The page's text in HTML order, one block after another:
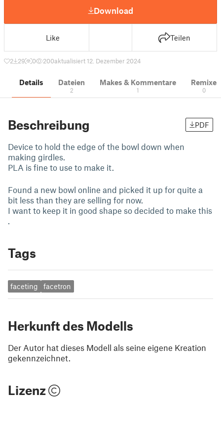
Download
Like Teilen
2 29 0 200aktualisiert 12. Dezember 2024
Details Dateien
2
Makes & Kommentare
1
Remixe
0
Beschreibung PDF
Device to hold the edge of the bowl down when
making girdles.
PLA is fine to use to make it.
Found a new bowl online and picked it up for quite a
bit less than they are selling for now.
I want to keep it in good shape so decided to make this
.
Tags
faceting facetron
Herkunft des Modells
Der Autor hat dieses Modell als seine eigene Kreation
gekennzeichnet.
Lizenz